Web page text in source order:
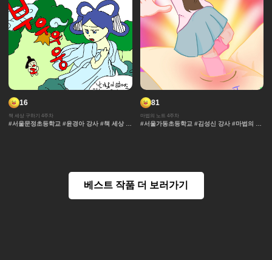
16
책 세상 구하기 4주차
#서울문정초등학교 #윤경아 강사 #책 세상 구
81
마법의 노트 4주차
#서울가동초등학교 #김성신 강사 #마법의 노
베스트 작품 더 보러가기